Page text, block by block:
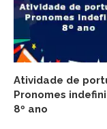
Atividade de
Pronomes
8º ano